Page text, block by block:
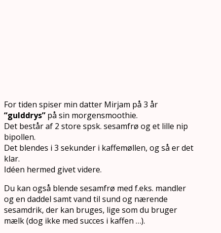
For tiden spiser min datter Mirjam på 3 år
“gulddrys” på sin morgensmoothie.
Det består af 2 store spsk. sesamfrø og et lille nip
bipollen.
Det blendes i 3 sekunder i kaffemøllen, og så er det
klar.
Idéen hermed givet videre.
Du kan også blende sesamfrø med f.eks. mandler
og en daddel samt vand til sund og nærende
sesamdrik, der kan bruges, lige som du bruger
mælk (dog ikke med succes i kaffen …).